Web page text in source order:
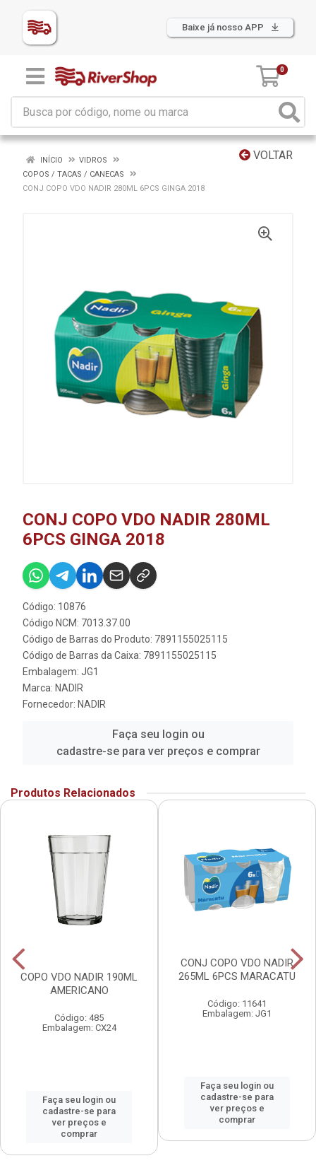
Baixe já nosso APP
0
VOLTAR
INÍCIO
VIDROS
COPOS / TACAS / CANECAS
CONJ COPO VDO NADIR 280ML 6PCS GINGA 2018
CONJ COPO VDO NADIR 280ML
6PCS GINGA 2018
Código: 10876
Código NCM: 7013.37.00
Código de Barras do Produto: 7891155025115
Código de Barras da Caixa: 7891155025115
Embalagem: JG1
Marca: NADIR
Fornecedor: NADIR
Faça seu login ou
cadastre-se para ver preços e comprar
Produtos Relacionados
COPO VDO NADIR 190ML
AMERICANO
Código: 485
Embalagem: CX24
Faça seu login ou
cadastre-se para
ver preços e
comprar
CONJ COPO VDO NADIR
265ML 6PCS MARACATU
Código: 11641
Embalagem: JG1
Faça seu login ou
cadastre-se para
ver preços e
comprar